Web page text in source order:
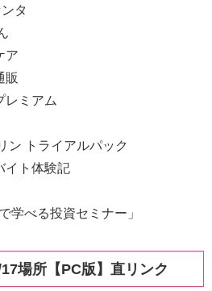
タ
ア
販
レミアム
ン トライアルパック
イト体験記
学べる投資セミナー」
場所【PC版】直リンク